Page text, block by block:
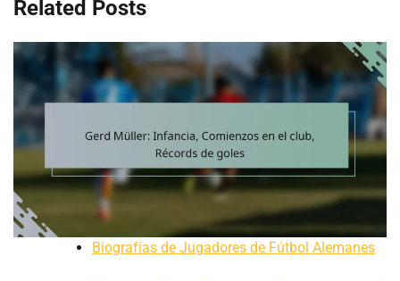
Related Posts
Biografías de Jugadores de Fútbol Alemanes